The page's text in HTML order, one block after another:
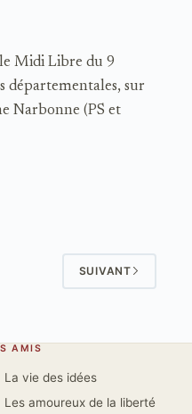
Midi Libre du 9
départementales, sur
Narbonne (PS et
SUIVANT
AMIS
La vie des idées
Les amoureux de la liberté